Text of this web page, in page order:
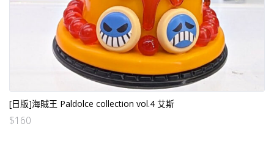
[日版]海賊王 Paldolce collection vol.4 艾斯
$160